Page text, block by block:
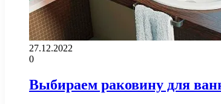
27.12.2022
0
Выбираем раковину для